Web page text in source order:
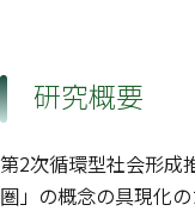
研究概要
第2次循環型社会形成
圏」の概念の具現化